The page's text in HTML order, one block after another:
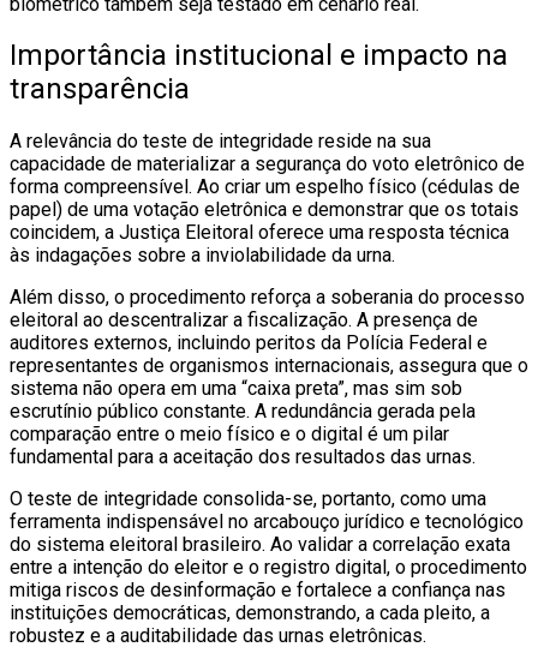
Importância institucional e impacto na
transparência
A relevância do teste de integridade reside na sua
capacidade de materializar a segurança do voto eletrônico de
forma compreensível. Ao criar um espelho físico (cédulas de
papel) de uma votação eletrônica e demonstrar que os totais
coincidem, a Justiça Eleitoral oferece uma resposta técnica
às indagações sobre a inviolabilidade da urna.
Além disso, o procedimento reforça a soberania do processo
eleitoral ao descentralizar a fiscalização. A presença de
auditores externos, incluindo peritos da Polícia Federal e
representantes de organismos internacionais, assegura que o
sistema não opera em uma “caixa preta”, mas sim sob
escrutínio público constante. A redundância gerada pela
comparação entre o meio físico e o digital é um pilar
fundamental para a aceitação dos resultados das urnas.
O teste de integridade consolida-se, portanto, como uma
ferramenta indispensável no arcabouço jurídico e tecnológico
do sistema eleitoral brasileiro. Ao validar a correlação exata
entre a intenção do eleitor e o registro digital, o procedimento
mitiga riscos de desinformação e fortalece a confiança nas
instituições democráticas, demonstrando, a cada pleito, a
robustez e a auditabilidade das urnas eletrônicas.